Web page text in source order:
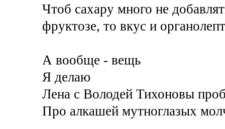
Чтоб сахару много не
фруктозе, то вкус и
А вообще - вещь
Я делаю
Лена с Володей Тихоновы
Про алкашей мутноглазых